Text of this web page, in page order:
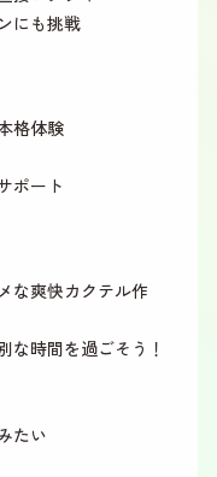
にも挑戦
格体験
ポート
な爽快カクテル作
な時間を過ごそう！
たい